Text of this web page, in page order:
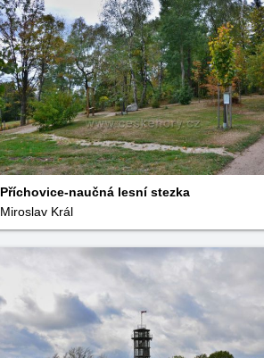
Příchovice-naučná lesní stezka
Miroslav Král